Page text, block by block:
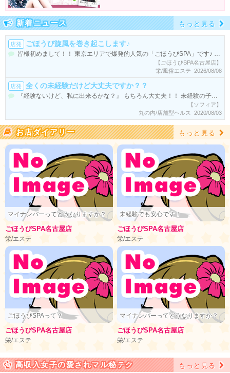
新着ニュース もっと見る
店発 ごほうび旋風を巻き起こします♪
皆様初めまして！！ 東京エリアで爆発的人気の「ごほうびSPA」です♪ ご存知の方もいらっしゃるかと思いますが 当店と同じコンセプトのお店は系列店含めまだ3店舗（五反田店、池袋店） しかありません。 つまり・・・・ ブルーオーシャンの状態です。（業界用語で敵がいなくて未開拓の市場） ということは この大きな名古屋エリアの中で一人勝ちできる可能性が高いということです！ ＝たくさん稼げる！（言うまでもないですよね(^^;)） もちろんこれから類似店も出てくる可能性もありますが 風俗店ってそんな簡単にはつくれませんよね！ ですのでこの風俗発祥の地「名古屋」で 一緒に楽しく働いて 【ごほうび旋風】を巻き起こしませんか？？ 【ごほうびSPA 名古屋店】 TEL：0120-956-370 MAIL:gohoubi_nagoya_job@star-group.co.jp LINE ID:job@star-group
【ごほうびSPA名古屋店】
栄/風俗エステ 2026/08/08
店発 全くの未経験だけど大丈夫ですか？？
『経験ないけど、私に出来るかな？』 もちろん大丈夫！！ 未経験の子からの質問で多いのが、 「どんな仕事？」 「自分に出来る？」 「どのくらい稼げるのか？」 「見た目に自信が無い！」 誰もが思うことですが 今現在働かれている子達も 同じような質問や不安を 持ちながら飛び込んで来てるんですよね。 店長・スタッフみんなで 女の子の抱えているものを 全て解決していきますよ！！ 《どんなお仕事？》 シャワールームが完備されている 個室で体をキレイに洗った後、 ベットにて手と口を使って リップサービス後 口内発射にてフィニッシュして頂きます。 《自分に出来る？》 面接に来てすぐ仕事なんて 事は絶対にありませんよ。 まず、しっかりとお仕事の流れから サービスの内容を口頭と 絵コンテのマニュアルを見ながら 分かりやすく説明しますので理解も早いんです。 《どのくらい稼げるの？》 収入はＯＬさんや アルバイトとは比べ物に ならないくらい稼げますよ！！ でも、知らない世界だから わからないですよね(^_^.) その為にソフィアでは 時給保証システム があるんですよ～♪♪
【ソフィア】
丸の内/店舗型ヘルス 2020/08/03
お店ダイアリー もっと見る
マイナンバーってどうなりますか？
ごほうびSPA名古屋店
栄/エステ
未経験でも安心です！
ごほうびSPA名古屋店
栄/エステ
ごほうびSPAって？
ごほうびSPA名古屋店
栄/エステ
マイナンバーってどうなりますか？
ごほうびSPA名古屋店
栄/エステ
高収入女子の愛されマル秘テク もっと見る